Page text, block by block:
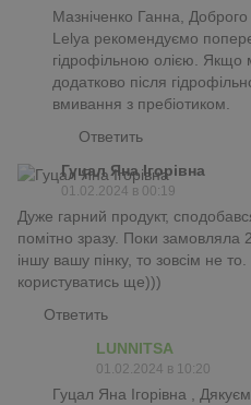
Мазніченко Ганна,
Lelya рекомендуємо
гідрофільною олією. Якщо
додатково після
вмивання з пребіотиком.
Ответить
Гуцал Яна Ігорівна
01.02.2024 в 00:19
Дуже гарний продукт,
помітно зразу. Поки замовляла
іншу вашу пінку, то зовсім не
користуватись ще)))
Ответить
LUNNITSA
01.02.2024 в 10:20
Гуцал Яна Ігорівна ,